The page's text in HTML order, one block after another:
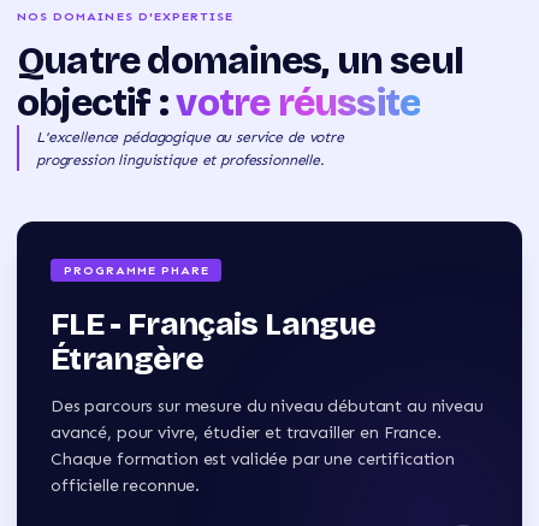
NOS DOMAINES D'EXPERTISE
Quatre domaines, un seul
objectif :votre réussite
L'excellence pédagogique au service de votre
progression linguistique et professionnelle.
PROGRAMME PHARE
FLE - Français Langue
Étrangère
Des parcours sur mesure du niveau débutant au niveau
avancé, pour vivre, étudier et travailler en France.
Chaque formation est validée par une certification
officielle reconnue.